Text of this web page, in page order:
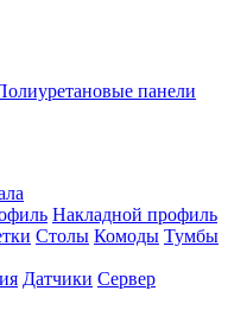
панели
Накладной профиль
Столы Комоды Тумбы
Датчики Сервер